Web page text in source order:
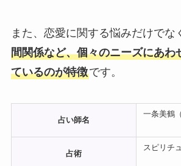
また、恋愛に関する悩みだけでな
間関係など、個々のニーズにあわ
ているのが特徴です。
占い師名
一条美鶴
占術
スピリチ